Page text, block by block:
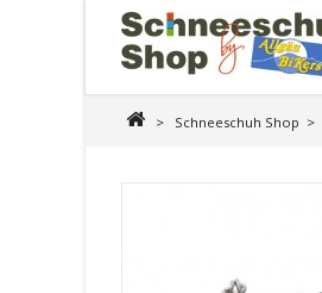
> Schneeschuh Shop >